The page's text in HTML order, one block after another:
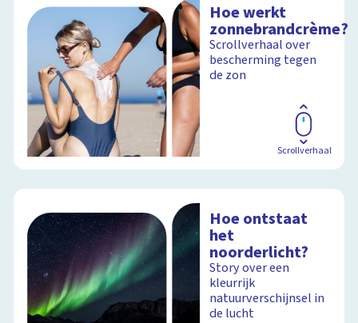
Hoe werkt
zonnebrandcrème?
Scrollverhaal over
bescherming tegen
de zon
Scrollverhaal
Hoe ontstaat
het
noorderlicht?
Story over een
kleurrijk
natuurverschijnsel in
de lucht